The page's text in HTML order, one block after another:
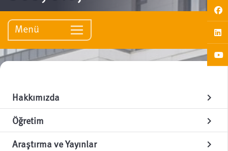
Menü
Hakkımızda chevron_right
Öğretim chevron_right
Araştırma ve Yayınlar chevron_right